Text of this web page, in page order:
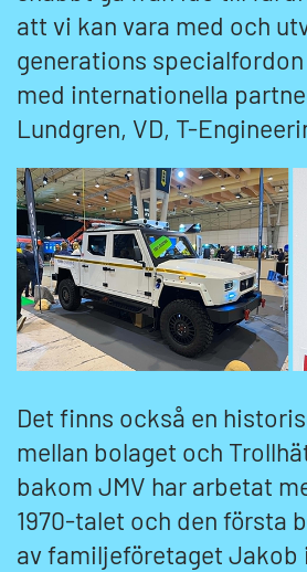
att vi kan vara med och
generations
med internationella
Lundgren, VD, T-
Det finns också en
mellan bolaget och
bakom JMV har arbetat
1970-talet och den första
av familjeföretaget Jakob